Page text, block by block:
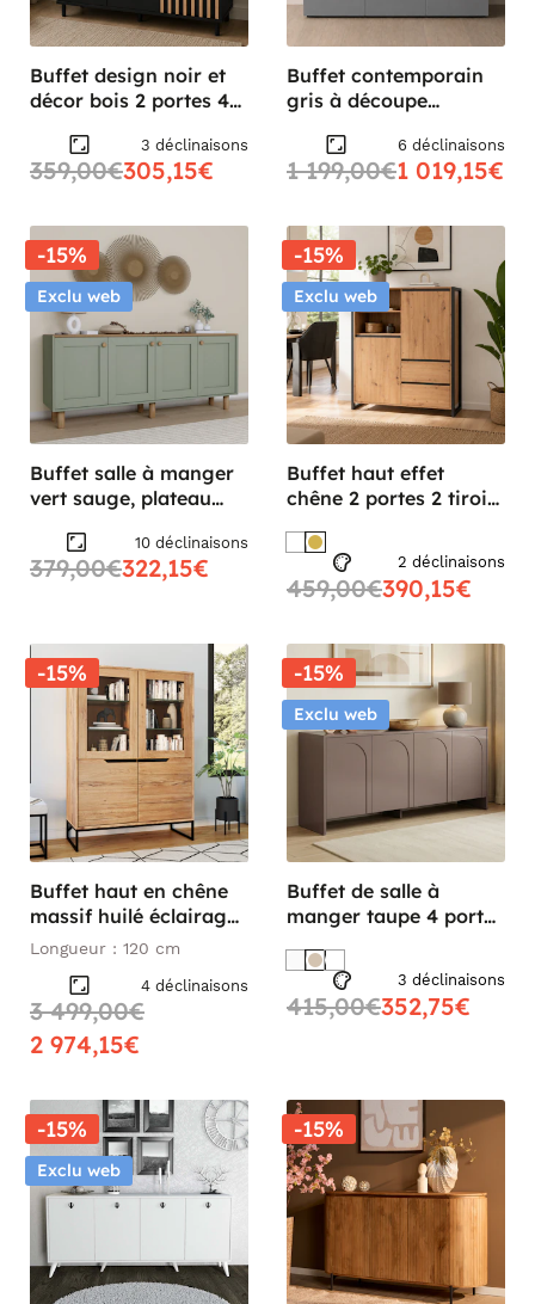
Buffet design noir et
décor bois 2 portes 4
3 déclinaisons
359,00€305,15€
Buffet contemporain
gris à découpe
6 déclinaisons
1 199,00€1 019,15€
-15%
Exclu web
Buffet salle à manger
vert sauge, plateau
10 déclinaisons
379,00€322,15€
-15%
Exclu web
Buffet haut effet
chêne 2 portes 2 tiroirs
2 déclinaisons
459,00€390,15€
-15%
Buffet haut en chêne
massif huilé éclairage
led PALERME
Longueur : 120 cm
4 déclinaisons
3 499,00€
2 974,15€
-15%
Exclu web
Buffet de salle à
manger taupe 4 portes
3 déclinaisons
415,00€352,75€
-15%
Exclu web
-15%